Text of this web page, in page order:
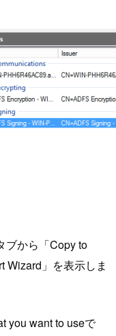
ブから「Copy to
Wizard」を表示しま
you want to useで